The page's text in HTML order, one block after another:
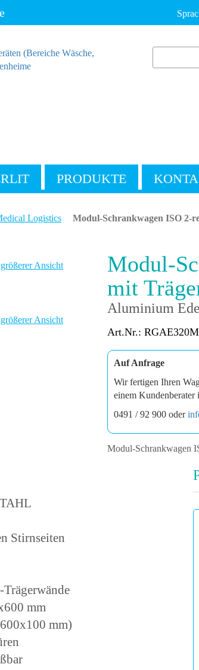
PRODUKTE
Logistics Modul-Schrankwagen ISO 2-
Modul-
mit
Aluminium
Art.Nr.:
Auf Anfrage
Wir fertigen Ihren
einem Kundenberater
0491 / 92 900 oder
Modul-Schrankwagen
Ansicht
Ansicht
Stirnseiten
mm
mm)